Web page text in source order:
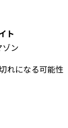
ト
ゾン
れになる可能性